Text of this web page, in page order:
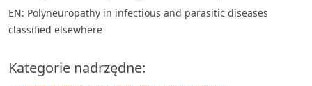
EN: Polyneuropathy in infectious and parasitic diseases
classified elsewhere
Kategorie nadrzędne: